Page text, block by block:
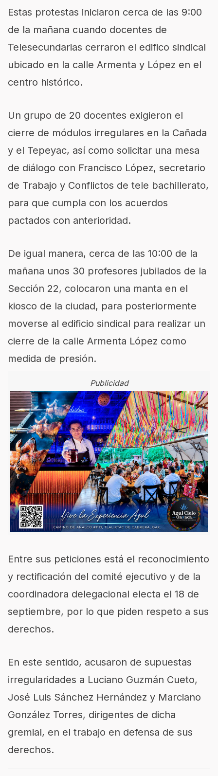
Estas protestas iniciaron cerca de las 9:00
de la mañana cuando docentes de
Telesecundarias cerraron el edifico sindical
ubicado en la calle Armenta y López en el
centro histórico.
Un grupo de 20 docentes exigieron el
cierre de módulos irregulares en la Cañada
y el Tepeyac, así como solicitar una mesa
de diálogo con Francisco López, secretario
de Trabajo y Conflictos de tele bachillerato,
para que cumpla con los acuerdos
pactados con anterioridad.
De igual manera, cerca de las 10:00 de la
mañana unos 30 profesores jubilados de la
Sección 22, colocaron una manta en el
kiosco de la ciudad, para posteriormente
moverse al edificio sindical para realizar un
cierre de la calle Armenta López como
medida de presión.
Publicidad
Entre sus peticiones está el reconocimiento
y rectificación del comité ejecutivo y de la
coordinadora delegacional electa el 18 de
septiembre, por lo que piden respeto a sus
derechos.
En este sentido, acusaron de supuestas
irregularidades a Luciano Guzmán Cueto,
José Luis Sánchez Hernández y Marciano
González Torres, dirigentes de dicha
gremial, en el trabajo en defensa de sus
derechos.